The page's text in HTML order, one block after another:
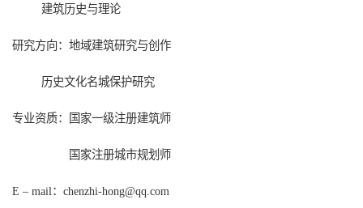
建筑历史与理论
研究方向：地域建筑研究与创作
历史文化名城保护研究
专业资质：国家一级注册建筑师
国家注册城市规划师
E – mail： chenzhi-hong@qq.com